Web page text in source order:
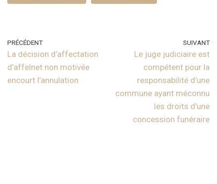
PRÉCÉDENT
La décision d’affectation
d’affelnet non motivée
encourt l’annulation
SUIVANT
Le juge judiciaire est
compétent pour la
responsabilité d’une
commune ayant méconnu
les droits d’une
concession funéraire